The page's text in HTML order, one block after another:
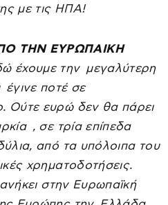
με τις ΗΠΑ!
ΤΗΝ ΕΥΡΩΠΑΙΚΗ
έχουμε την μεγαλύτερη
ποτέ σε
Ούτε ευρώ δεν θα πάρει
, σε τρία επίπεδα
από τα υπόλοιπα του
χρηματοδοτήσεις.
στην Ευρωπαϊκή